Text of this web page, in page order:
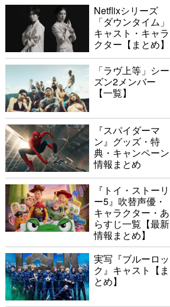
Netflixシリーズ
「ダウンタイム」
キャスト・キャラ
クター【まとめ】
「ラヴ上等」シー
ズン2メンバー
【一覧】
『スパイダーマ
ン』グッズ・特
典・キャンペーン
情報まとめ
『トイ・ストーリ
ー5』吹替声優・
キャラクター・あ
らすじ一覧【最新
情報まとめ】
実写『ブルーロッ
ク』キャスト【ま
とめ】